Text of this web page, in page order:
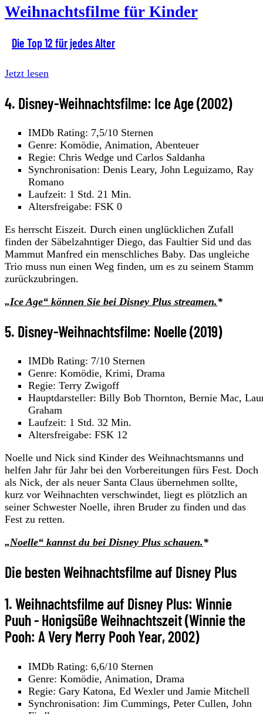
Weihnachtsfilme für Kinder
Die Top 12 für jedes Alter
Jetzt lesen
4. Disney-Weihnachtsfilme: Ice Age (2002)
IMDb Rating: 7,5/10 Sternen
Genre: Komödie, Animation, Abenteuer
Regie: Chris Wedge und Carlos Saldanha
Synchronisation: Denis Leary, John Leguizamo, Ray
Romano
Laufzeit: 1 Std. 21 Min.
Altersfreigabe: FSK 0
Es herrscht Eiszeit. Durch einen unglücklichen Zufall
finden der Säbelzahntiger Diego, das Faultier Sid und das
Mammut Manfred ein menschliches Baby. Das ungleiche
Trio muss nun einen Weg finden, um es zu seinem Stamm
zurückzubringen.
„Ice Age“ können Sie bei Disney Plus streamen.*
5. Disney-Weihnachtsfilme: Noelle (2019)
IMDb Rating: 7/10 Sternen
Genre: Komödie, Krimi, Drama
Regie: Terry Zwigoff
Hauptdarsteller: Billy Bob Thornton, Bernie Mac,
Graham
Laufzeit: 1 Std. 32 Min.
Altersfreigabe: FSK 12
Noelle und Nick sind Kinder des Weihnachtsmanns und
helfen Jahr für Jahr bei den Vorbereitungen fürs Fest. Doch
als Nick, der als neuer Santa Claus übernehmen sollte,
kurz vor Weihnachten verschwindet, liegt es plötzlich an
seiner Schwester Noelle, ihren Bruder zu finden und das
Fest zu retten.
„Noelle“ kannst du bei Disney Plus schauen.*
Die besten Weihnachtsfilme auf Disney Plus
1. Weihnachtsfilme auf Disney Plus: Winnie
Puuh - Honigsüße Weihnachtszeit (Winnie the
Pooh: A Very Merry Pooh Year, 2002)
IMDb Rating: 6,6/10 Sternen
Genre: Komödie, Animation, Drama
Regie: Gary Katona, Ed Wexler und Jamie Mitchell
Synchronisation: Jim Cummings, Peter Cullen, John